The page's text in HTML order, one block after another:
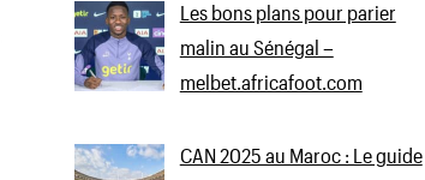
Les bons plans pour parier
malin au Sénégal –
melbet.africafoot.com
CAN 2025 au Maroc : Le guide